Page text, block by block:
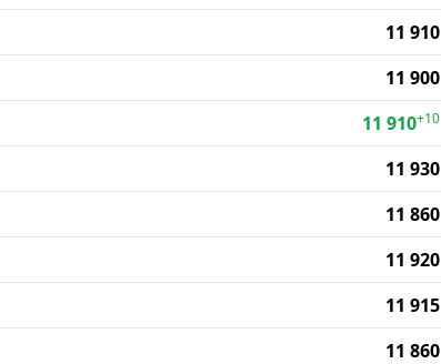
11 910
11 900
11 910+10
11 930
11 860
11 920
11 915
11 860